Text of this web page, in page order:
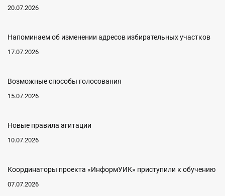
20.07.2026
Напоминаем об изменении адресов избирательных участков
17.07.2026
Возможные способы голосования
15.07.2026
Новые правила агитации
10.07.2026
Координаторы проекта «ИнформУИК» приступили к обучению
07.07.2026